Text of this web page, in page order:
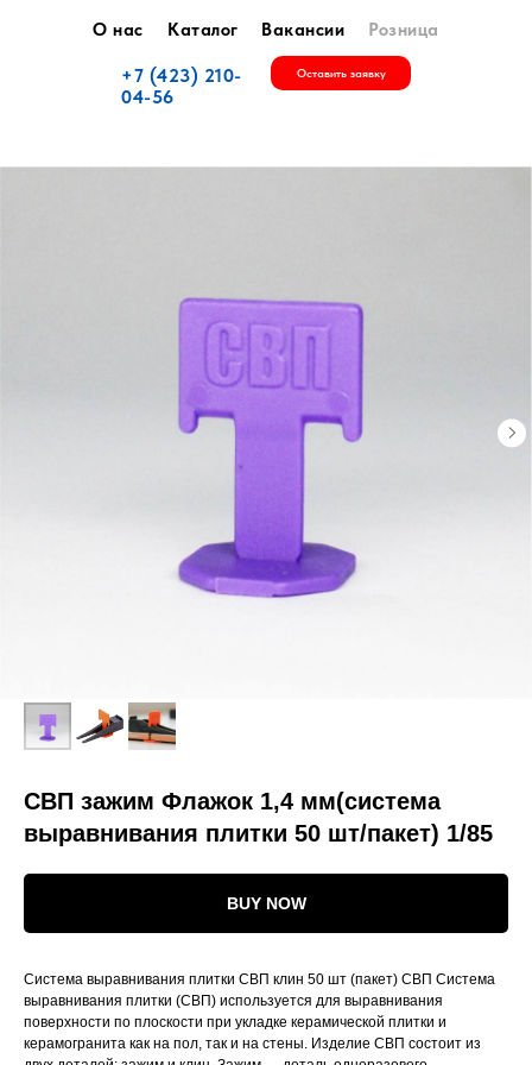
+7 (423) 210-
04-56
Оставить заявку
О нас Каталог Вакансии Розница
СВП зажим Флажок 1,4 мм(система
выравнивания плитки 50 шт/пакет) 1/85
BUY NOW
Система выравнивания плитки СВП клин 50 шт (пакет) СВП Система
выравнивания плитки (СВП) используется для выравнивания
поверхности по плоскости при укладке керамической плитки и
керамогранита как на пол, так и на стены. Изделие СВП состоит из